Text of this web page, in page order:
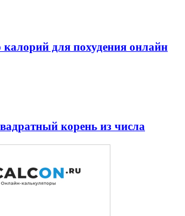
для похудения онлайн
корень из числа